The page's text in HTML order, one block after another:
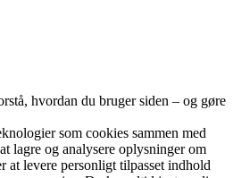
hvordan du bruger siden – og gøre
som cookies sammen med
lagre og analysere oplysninger om
at levere personligt tilpasset indhold